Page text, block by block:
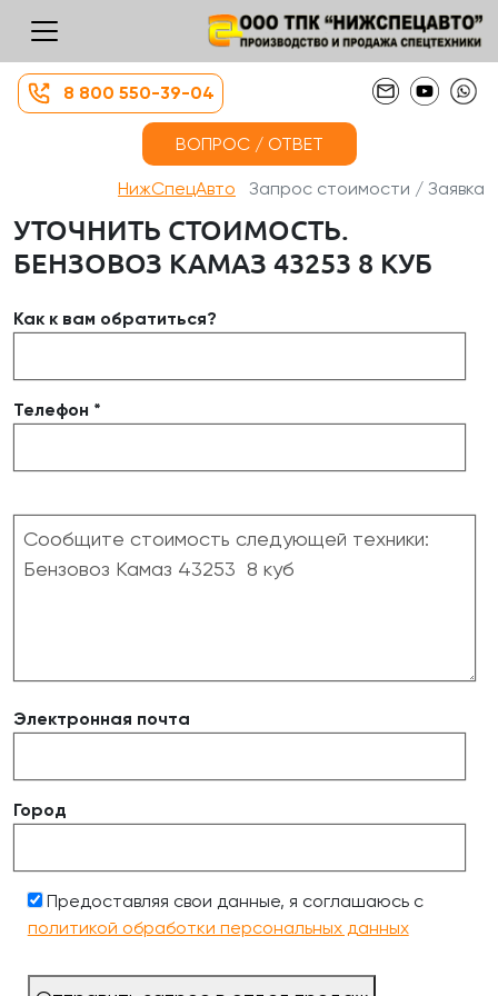
8 800 550-39-04
ВОПРОС / ОТВЕТ
НижСпецАвто Запрос стоимости / Заявка
УТОЧНИТЬ СТОИМОСТЬ.
БЕНЗОВОЗ КАМАЗ 43253 8 КУБ
Как к вам обратиться?
Телефон *
Электронная почта
Город
Предоставляя свои данные, я соглашаюсь с
политикой обработки персональных данных